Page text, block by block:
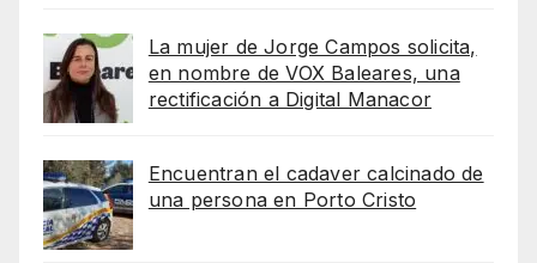
La mujer de Jorge Campos solicita,
en nombre de VOX Baleares, una
rectificación a Digital Manacor
Encuentran el cadaver calcinado de
una persona en Porto Cristo